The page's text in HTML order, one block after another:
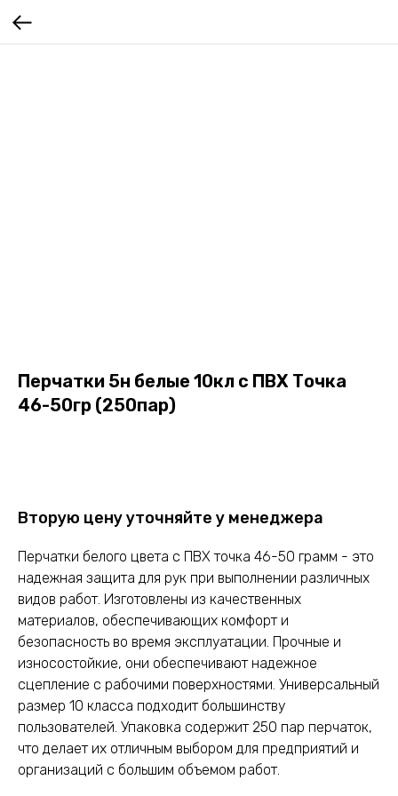
Перчатки 5н белые 10кл с ПВХ Точка
46-50гр (250пар)
Вторую цену уточняйте у менеджера
Перчатки белого цвета с ПВХ точка 46-50 грамм - это
надежная защита для рук при выполнении различных
видов работ. Изготовлены из качественных
материалов, обеспечивающих комфорт и
безопасность во время эксплуатации. Прочные и
износостойкие, они обеспечивают надежное
сцепление с рабочими поверхностями. Универсальный
размер 10 класса подходит большинству
пользователей. Упаковка содержит 250 пар перчаток,
что делает их отличным выбором для предприятий и
организаций с большим объемом работ.